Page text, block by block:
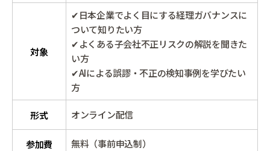
対象
✔日本企業でよく目にする経理ガバナンスに
ついて知りたい方
✔よくある子会社不正リスクの解説を聞きた
い方
✔AIによる誤謬・不正の検知事例を学びたい
方
形式 オンライン配信
参加費 無料（事前申込制）